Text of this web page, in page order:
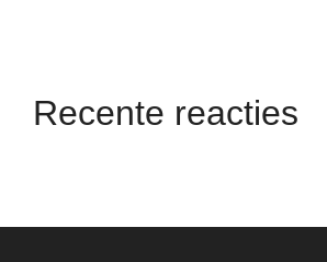
Recente reacties